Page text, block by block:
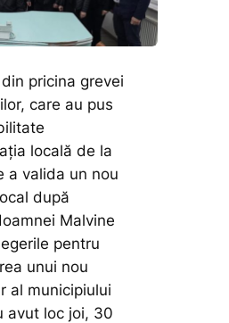
pricina grevei
care au pus
locală de la
a valida un nou
după
Malvine
pentru
unui nou
al municipiului
avut loc joi, 30